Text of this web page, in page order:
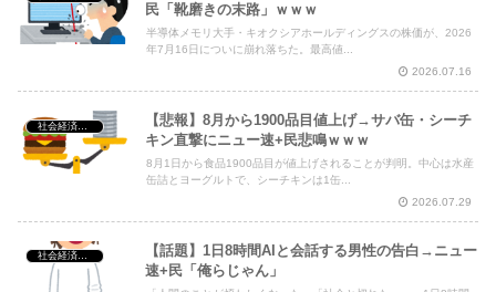
民「靴磨きの末路」ｗｗｗ
半導体メモリ大手・キオクシアホールディングスの株価が、2026
年7月16日についに崩れ落ちた。最高値...
2026.07.16
【悲報】8月から1900品目値上げ→サバ缶・シーチ
キン直撃にニュー速+民悲鳴ｗｗｗ
8月1日から食品1900品目が値上げされることが判明。中心は水産
缶詰とヨーグルトで、シーチキンは1缶...
2026.07.29
社会経済・政治
【話題】1日8時間AIと会話する男性の告白→ニュー
速+民「俺らじゃん」